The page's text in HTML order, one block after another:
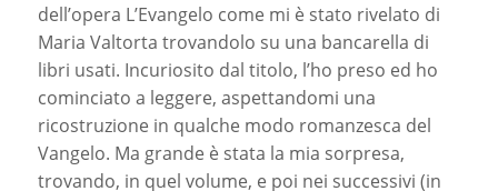
dell’opera L’Evangelo come mi è stato rivelato di
Maria Valtorta trovandolo su una bancarella di
libri usati. Incuriosito dal titolo, l’ho preso ed ho
cominciato a leggere, aspettandomi una
ricostruzione in qualche modo romanzesca del
Vangelo. Ma grande è stata la mia sorpresa,
trovando, in quel volume, e poi nei successivi (in